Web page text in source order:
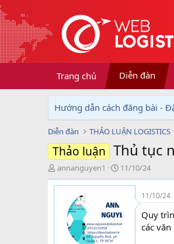
Trang chủ Diễn đàn
Hướng dẫn cách đăng bài -
Diễn đàn THẢO LUẬN LOGISTICS
Thảo luận Thủ tục
T
h
r
annanguyen1
N
g
à
ử
11/10/24
11/10/24
Quy
các